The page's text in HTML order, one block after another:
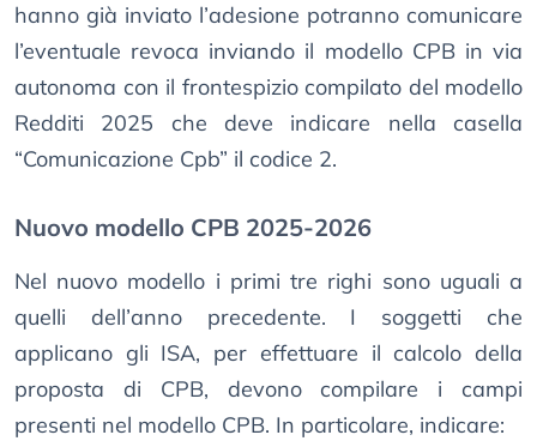
hanno già inviato l’adesione potranno comunicare
l’eventuale revoca inviando il modello CPB in via
autonoma con il frontespizio compilato del modello
Redditi 2025 che deve indicare nella casella
“Comunicazione Cpb” il codice 2.
Nuovo modello CPB 2025-2026
Nel nuovo modello i primi tre righi sono uguali a
quelli dell’anno precedente. I soggetti che
applicano gli ISA, per effettuare il calcolo della
proposta di CPB, devono compilare i campi
presenti nel modello CPB. In particolare, indicare: